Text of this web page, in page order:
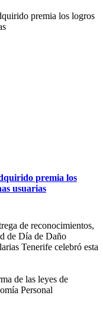
premia los
usuarias
de reconocimientos,
de Día de Daño
Tenerife celebró esta